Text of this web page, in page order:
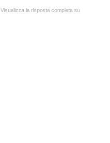
Visualizza la risposta completa su